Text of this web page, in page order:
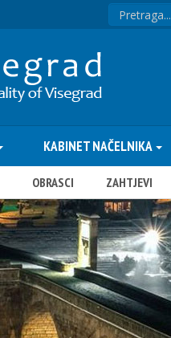
KABINET NAČELNIKA
OBRASCI ZAHTJEVI